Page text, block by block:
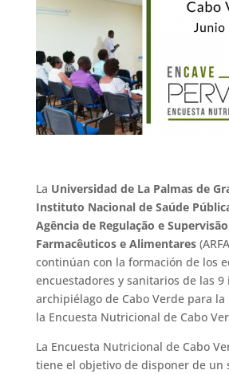
La Universidad de La Palmas de
Instituto Nacional de Saúde
Agência de Regulação e
Farmacêuticos e Alimentares
continúan con la formación de los
encuestadores y sanitarios de las 9
archipiélago de Cabo Verde para
la Encuesta Nutricional de Cabo
La Encuesta Nutricional de Cabo
tiene el objetivo de disponer de un